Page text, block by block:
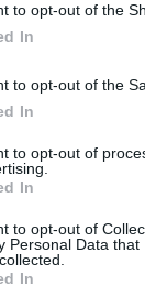
to opt-out of the
In
to opt-out of the
In
to opt-out of
In
to opt-out of
Personal Data
In